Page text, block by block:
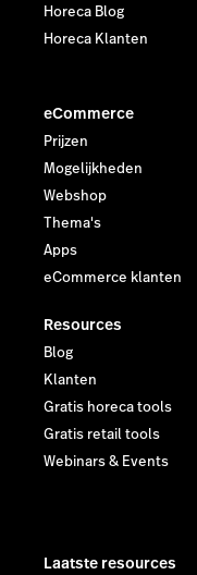
Horeca Blog
Horeca Klanten
eCommerce
Prijzen
Mogelijkheden
Webshop
Thema's
Apps
eCommerce klanten
Resources
Blog
Klanten
Gratis horeca tools
Gratis retail tools
Webinars & Events
Laatste resources